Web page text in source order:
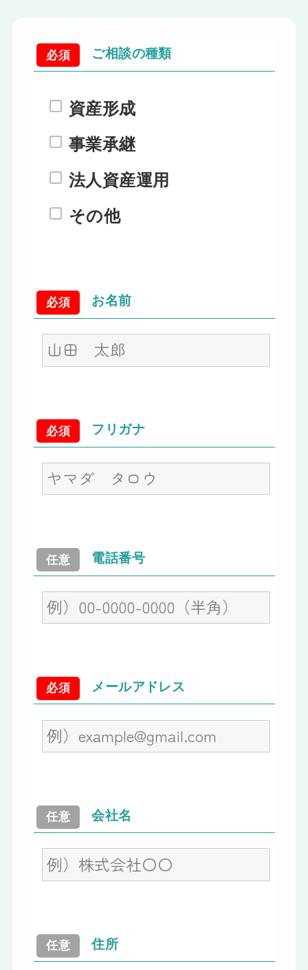
必須 ご相談の種類
資産形成
事業承継
法人資産運用
その他
必須 お名前
必須 フリガナ
任意 電話番号
必須 メールアドレス
任意 会社名
任意 住所